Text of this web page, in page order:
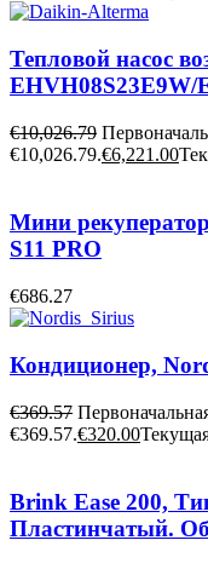
Тепловой насос
EHVH08S23E9W/
€10,026.79
€10,026.79.€6,221.00
Мини
S11 PRO
€686.27
Кондиционер,
€369.57
€369.57.€320.00
Brink Ease 200,
Пластинчатый.